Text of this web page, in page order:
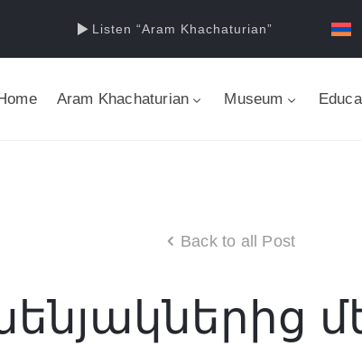
Listen “Aram Khachaturian”
Aram Khachaturian Museum
Back to all Post